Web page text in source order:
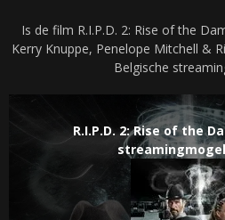
Is de film R.I.P.D. 2: Rise of the
Kerry Knuppe, Penelope Mitchell &
Belgische
R.I.P.D. 2: Rise of the